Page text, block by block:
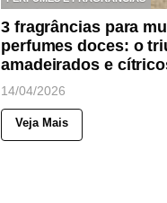
3 fragrâncias para
perfumes doces: o
amadeirados e
14/04/2026
Veja Mais